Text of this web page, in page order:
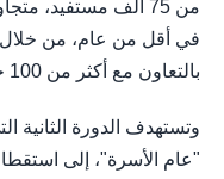
بالتعاون مع أكثر من 100 جهة حكومية وخاصة.
وتستهدف الدورة الثانية